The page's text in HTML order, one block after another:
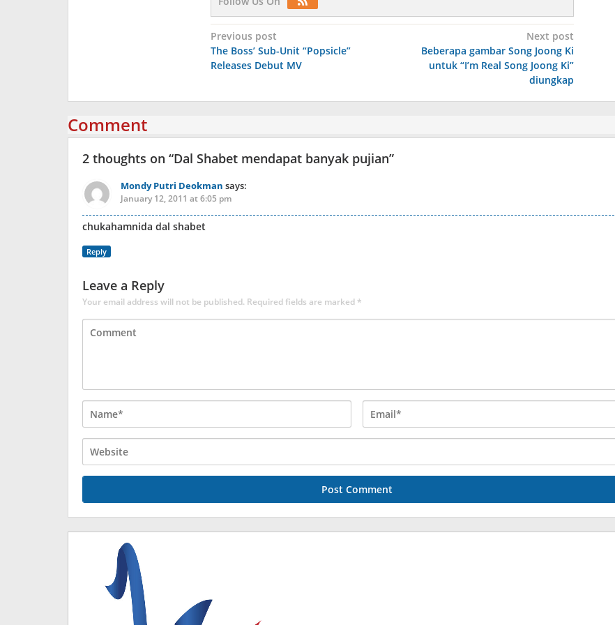
Post
navigation
Previous post
The Boss’ Sub-Unit “Popsicle”
Releases Debut MV
Next post
Beberapa gambar Song Joong Ki
untuk “I’m Real Song Joong Ki”
diungkap
Comment
2 thoughts on “Dal Shabet mendapat banyak pujian”
Mondy Putri Deokman says:
January 12, 2011 at 6:05 pm
chukahamnida dal shabet
Reply
Leave a Reply
Your email address will not be published. Required fields are marked*